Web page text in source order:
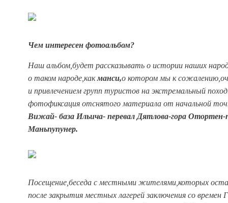
Чем интересен фотоальбом?
Наш альбом,будет рассказывать о истории наших
о таком народе,какманси,о котором мы к
и привлечением групп туристов на экстремальный
фотофиксация отснятого материала от начальной
Вижай- база Ильича- перевал Дятлова-гора Отортен-
Маньпупунер.
Посещение,беседа с местными жителями,которых
после закрытия местных лагерей заключения со